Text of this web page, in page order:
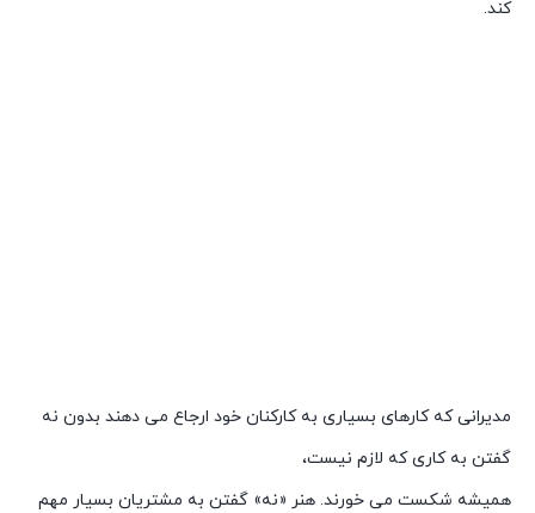
کند.
مدیرانی که کارهای بسیاری به کارکنان خود ارجاع می دهند بدون نه
گفتن به کاری که لازم نیست،
همیشه شکست می خورند. هنر «نه» گفتن به مشتریان بسیار مهم